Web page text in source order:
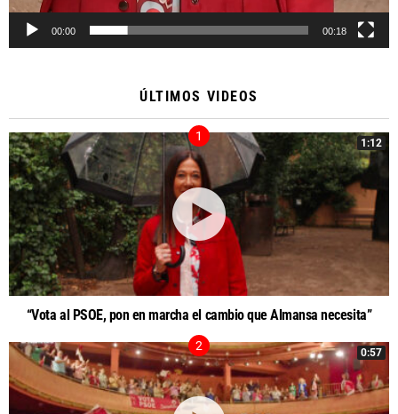
00:00 00:18
ÚLTIMOS VIDEOS
1:12
“Vota al PSOE, pon en marcha el cambio que Almansa necesita”
0:57